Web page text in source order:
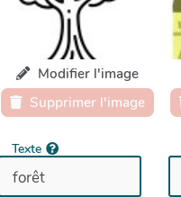
Modifier l'image
Supprimer l'image
Texte